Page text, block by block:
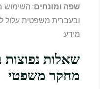
שפה ומונחים: השימוש
ובעברית משפטית עלול
מידע.
שאלות נפוצות
מחקר משפטי